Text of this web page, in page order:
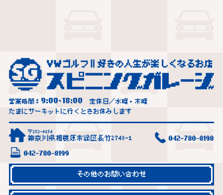
営業時間： 9:00~18:00
定休日／水曜・木曜
たまにサーキットに行くときお休みします
〒252-0154
神奈川県相模原市緑区長竹2748-1 042-780-8198
042-780-8199
その他のお問い合わせ